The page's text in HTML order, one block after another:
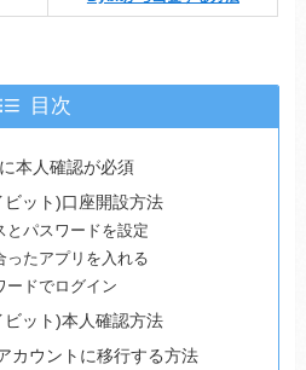
目次
本人確認が必須
ビット)口座開設方法
パスワードを設定
たアプリを入れる
ドでログイン
ビット)本人確認方法
カウントに移行する方法